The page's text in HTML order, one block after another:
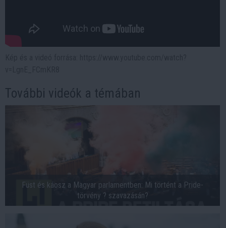
További videók a témában
Füst és káosz a Magyar parlamentben: Mi történt a Pride-
törvény ? szavazásán?